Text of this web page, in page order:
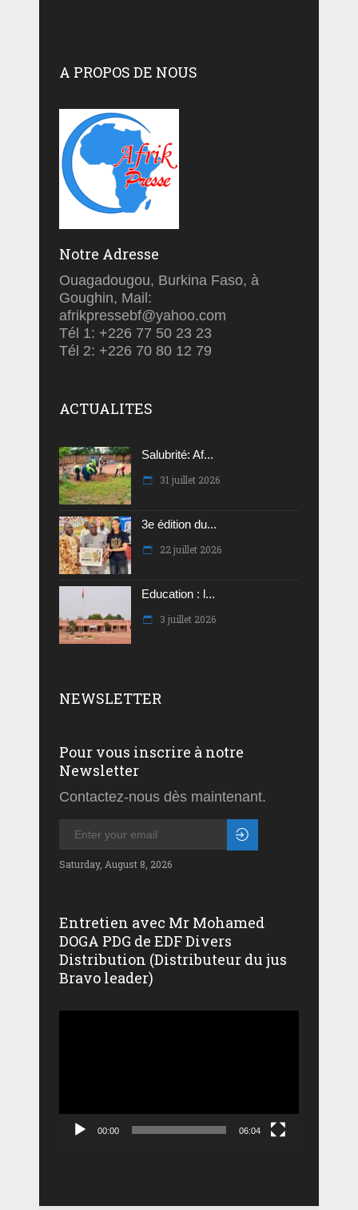
A PROPOS DE NOUS
Notre Adresse
Ouagadougou, Burkina Faso, à
Goughin, Mail:
afrikpressebf@yahoo.com
Tél 1: +226 77 50 23 23
Tél 2: +226 70 80 12 79
ACTUALITES
Salubrité: Af...
31 juillet 2026
3e édition du...
22 juillet 2026
Education : l...
3 juillet 2026
NEWSLETTER
Pour vous inscrire à notre
Newsletter
Contactez-nous dès maintenant.
Saturday, August 8, 2026
Entretien avec Mr Mohamed
DOGA PDG de EDF Divers
Distribution (Distributeur du jus
Bravo leader)
00:00 06:04